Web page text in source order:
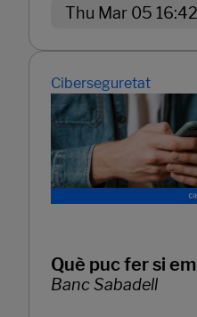
Thu Mar 05
Ciberseguretat
Què puc fer si
Banc Sabadell